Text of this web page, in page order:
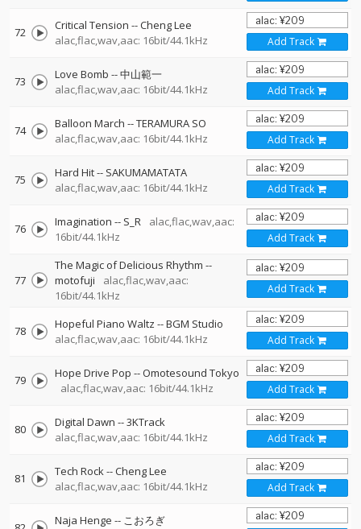
72 Critical Tension --Cheng Lee
alac,flac,wav,aac: 16bit/44.1kHz
Add Track
73 Love Bomb --中山範一
alac,flac,wav,aac: 16bit/44.1kHz
Add Track
74 Balloon March --TERAMURA SO
alac,flac,wav,aac: 16bit/44.1kHz
Add Track
75 Hard Hit-- SAKUMAMATATA
alac,flac,wav,aac: 16bit/44.1kHz
Add Track
76 Imagination -- S_R
alac,flac,wav,aac:
16bit/44.1kHz
Add Track
77
The Magic of Delicious Rhythm --
motofuji
alac,flac,wav,aac:
16bit/44.1kHz
Add Track
78 Hopeful Piano Waltz --BGM Studio
alac,flac,wav,aac: 16bit/44.1kHz
Add Track
79 Hope Drive Pop --Omotesound Tokyo
alac,flac,wav,aac: 16bit/44.1kHz
Add Track
80 Digital Dawn --3KTrack
alac,flac,wav,aac: 16bit/44.1kHz
Add Track
81 Tech Rock--Cheng Lee
alac,flac,wav,aac: 16bit/44.1kHz
Add Track
Naja Henge -- こおろぎ